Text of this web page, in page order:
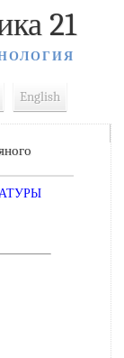
21
English